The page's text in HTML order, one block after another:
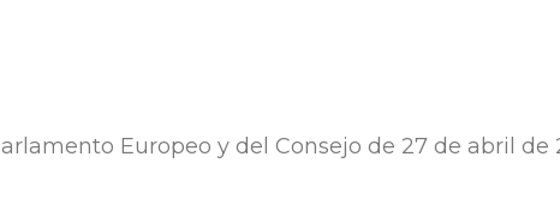
Europeo y del Consejo de 27 de abril de